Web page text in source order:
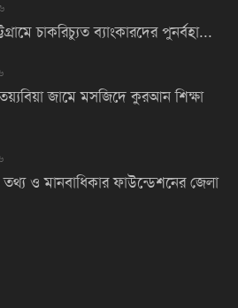
চাকরিচ্যুত ব্যাংকারদের পুনর্বহা...
জামে মসজিদে কুরআন শিক্ষা
তথ্য ও মানবাধিকার ফাউন্ডেশনের জেলা